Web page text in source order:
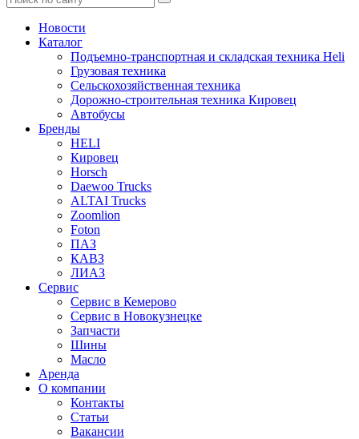
Новости
Каталог
Подъемно-транспортная и складская техника Heli
Грузовая техника
Сельскохозяйственная техника
Дорожно-строительная техника Кировец
Автобусы
Бренды
HELI
Кировец
Horsch
Daewoo Trucks
ALTAI Trucks
Zoomlion
Foton
ПАЗ
КАВЗ
ЛИАЗ
Сервис
Сервис в Кемерово
Сервис в Новокузнецке
Запчасти
Шины
Масло
Аренда
О компании
Контакты
Статьи
Вакансии